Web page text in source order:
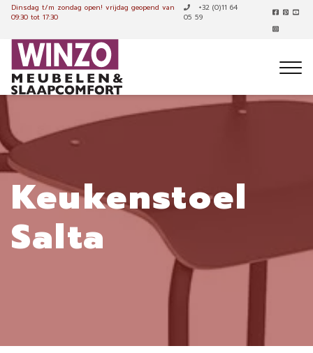
Dinsdag t/m zondag open! vrijdag geopend van
09:30 tot 17:30
+32 (0)11 64
05 59
Keukenstoel
Salta